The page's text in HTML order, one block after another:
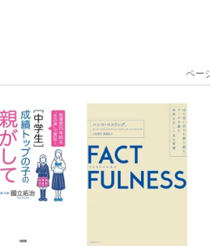
ペー